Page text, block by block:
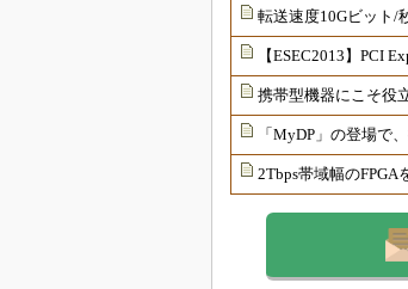
転送速度10Gビット/
【ESEC2013】PCI
携帯型機器にこそ役
「MyDP」の登場で
2Tbps帯域幅の